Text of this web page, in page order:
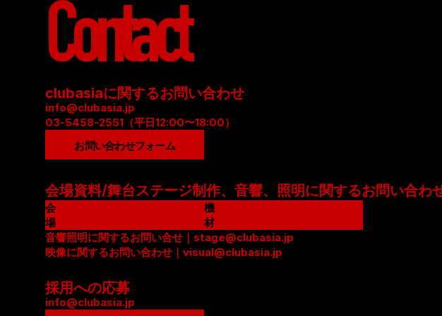
Contact
clubasiaに関するお問い合わせ
info@clubasia.jp
03-5458-2551（平日12:00〜18:00）
お問い合わせフォーム
会場資料/舞台ステージ制作、音響、照明に関するお問い合わ
会
場
資
料
P
D
F
機
材
リ
ス
音響照明に関するお問い合せ｜stage@clubasia.jp
映像に関するお問い合わせ｜visual@clubasia.jp
採用への応募
info@clubasia.jp